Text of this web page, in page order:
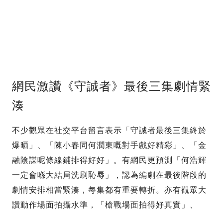
網民激讚《守誠者》最後三集劇情緊
湊
不少觀眾在社交平台留言表示「守誠者最後三集終於
爆晒」、「陳小春同何潤東嘅對手戲好精彩」、「金
融陰謀呢條線鋪排得好好」。有網民更預測「何浩輝
一定會喺大結局洗刷恥辱」，認為編劇在最後階段的
劇情安排相當緊湊，每集都有重要轉折。亦有觀眾大
讚動作場面拍攝水準，「槍戰場面拍得好真實」、